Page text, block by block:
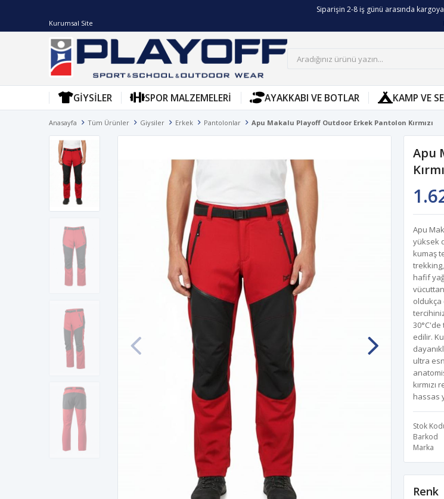
Siparişin 2-8 iş günü arasında
Kurumsal Site
GIYSILER SPOR MALZEMELERI AYAKKABI VE BOTLAR KAMP VE
Anasayfa Tüm Ürünler Giysiler Erkek Pantolonlar Apu Makalu Playoff Outdoor Erkek Pantolon Kırmızı
Apu
Apu
yüksek
kumaş
hafif
vücuttan
edilir.
ultra
hassas
Stok
Barkod
Marka
Renk